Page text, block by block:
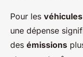
Pour les
une dépense
des émissions